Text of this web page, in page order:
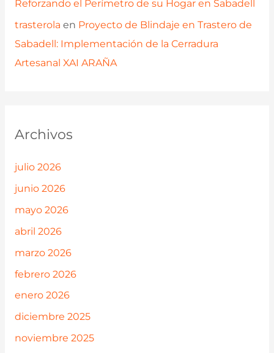
Reforzando el Perímetro de su Hogar en Sabadell
trasterola en Proyecto de Blindaje en Trastero de
Sabadell: Implementación de la Cerradura
Artesanal XAI ARAÑA
Archivos
julio 2026
junio 2026
mayo 2026
abril 2026
marzo 2026
febrero 2026
enero 2026
diciembre 2025
noviembre 2025